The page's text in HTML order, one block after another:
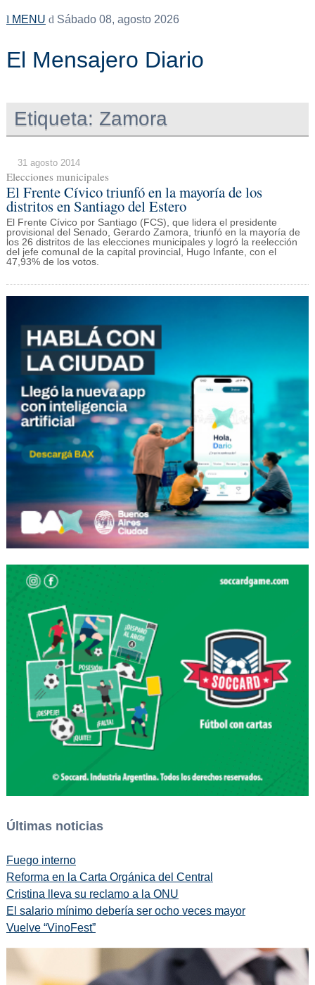
MENU Sábado 08, agosto 2026
El Mensajero Diario
Etiqueta: Zamora
31 agosto 2014
Elecciones municipales
El Frente Cívico triunfó en la mayoría de los
distritos en Santiago del Estero
El Frente Cívico por Santiago (FCS), que lidera el presidente
provisional del Senado, Gerardo Zamora, triunfó en la mayoría de
los 26 distritos de las elecciones municipales y logró la reelección
del jefe comunal de la capital provincial, Hugo Infante, con el
47,93% de los votos.
Últimas noticias
Fuego interno
Reforma en la Carta Orgánica del Central
Cristina lleva su reclamo a la ONU
El salario mínimo debería ser ocho veces mayor
Vuelve “VinoFest”